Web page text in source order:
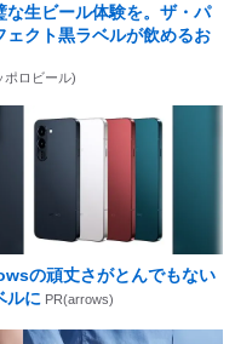
な生ビール体験を。ザ・パ
ェクト黒ラベルが飲めるお
ポロビール)
の頑丈さがとんでもない
ルに PR(arrows)